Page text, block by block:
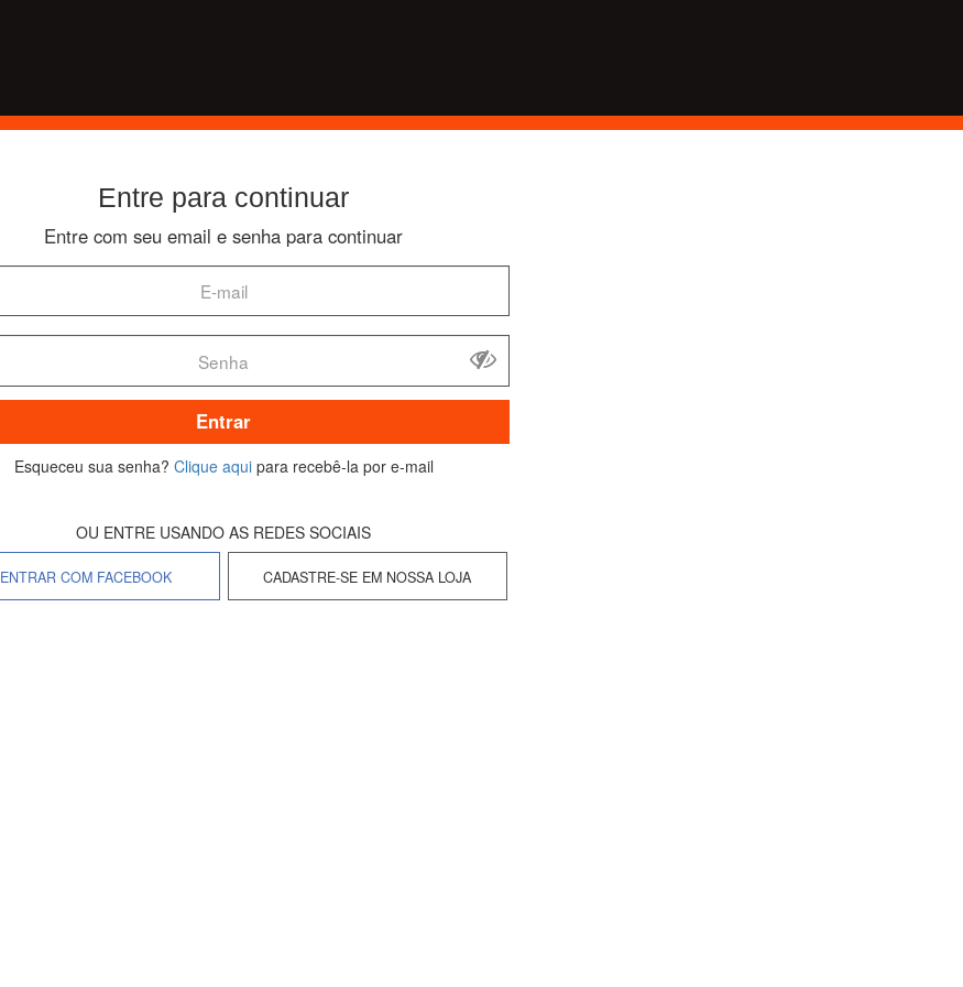
Entre para continuar
Entre com seu email e senha para continuar
Entrar
Esqueceu sua senha? Clique aquipara recebê-la por e-mail
ENTRAR COM FACEBOOK CADASTRE-SE EM NOSSA LOJA